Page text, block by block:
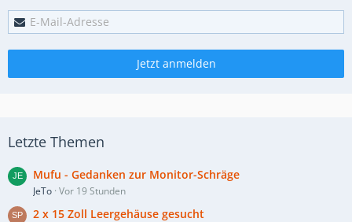
Jetzt anmelden
Letzte Themen
Mufu - Gedanken zur Monitor-Schräge
JeTo Vor 19 Stunden
2 x 15 Zoll Leergehäuse gesucht